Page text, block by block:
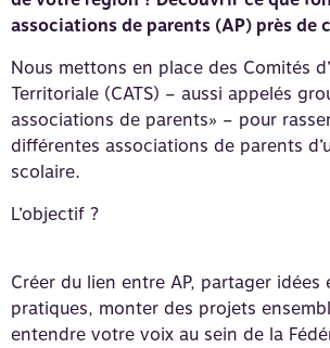
associations de parents (AP) près de
Nous mettons en place des Comités
Territoriale (CATS) – aussi appelés
associations de parents» – pour
différentes associations de parents
scolaire.
L’objectif ?
Créer du lien entre AP, partager idées
pratiques, monter des projets
entendre votre voix au sein de la